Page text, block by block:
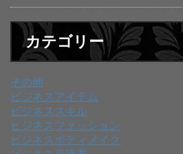
カテゴリー
その他
ビジネスアイテム
ビジネススキル
ビジネスファッション
ビジネスボディメイク